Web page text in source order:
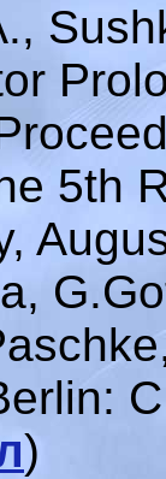
5th
)